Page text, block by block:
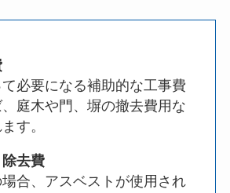
必要になる補助的な工事費
庭木や門、塀の撤去費用な
す。
去費
合、アスベストが使用され